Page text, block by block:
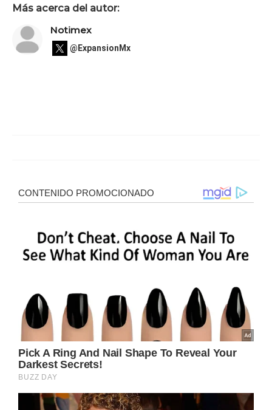
Más acerca del autor:
Notimex
@ExpansionMx